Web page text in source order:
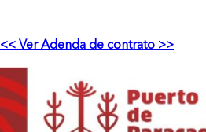
Carga a Granel
<< Ver Adenda de contrato >>